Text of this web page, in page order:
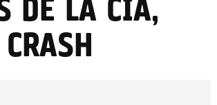
DE LA CIA,